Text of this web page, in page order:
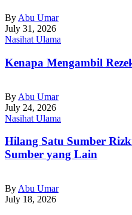
By Abu Umar
July 31, 2026
Nasihat Ulama
Kenapa Mengambil
By Abu Umar
July 24, 2026
Nasihat Ulama
Hilang Satu Sumber
Sumber yang Lain
By Abu Umar
July 18, 2026